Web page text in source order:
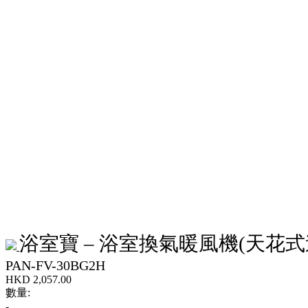
浴室寶 – 浴室換氣暖風機(天花
PAN-FV-30BG2H
HKD 2,057.00
數量: